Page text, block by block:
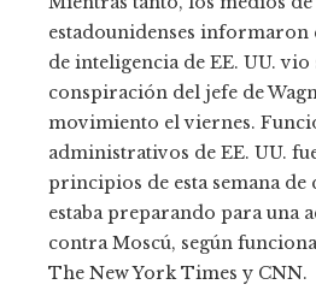
estadounidenses informaron
de inteligencia de EE. UU. vio
conspiración del jefe de
movimiento el viernes.
administrativos de EE. UU.
principios de esta semana de
estaba preparando para una
contra Moscú, según
The New York Times y CNN.